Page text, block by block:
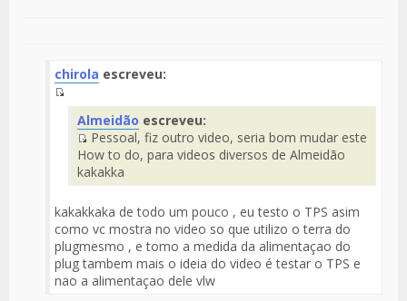
chirola escreveu:
Fuente
del
Mensaje
Almeidão escreveu:
Fuente
del
Mensaje
Pessoal, fiz outro video, seria bom mudar este
How to do, para videos diversos de Almeidão
kakakka
kakakkaka de todo um pouco , eu testo o TPS asim
como vc mostra no video so que utilizo o terra do
plugmesmo , e tomo a medida da alimentaçao do
plug tambem mais o ideia do video é testar o TPS e
nao a alimentaçao dele vlw